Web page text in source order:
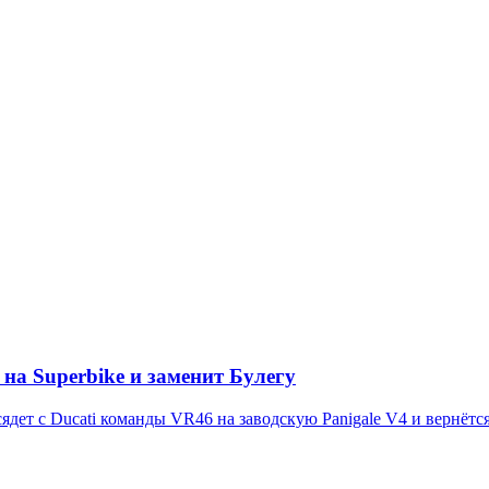
Superbike и заменит Булегу
с Ducati команды VR46 на заводскую Panigale V4 и